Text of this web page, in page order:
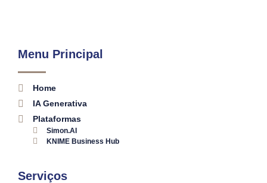
Menu Principal
Home
IA Generativa
Plataformas
Simon.AI
KNIME Business Hub
Serviços